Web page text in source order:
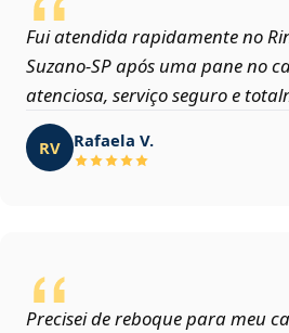
Fui atendida rapidamente no
Suzano‑SP após uma pane no
atenciosa, serviço seguro e
RV Rafaela V.
Precisei de reboque para meu